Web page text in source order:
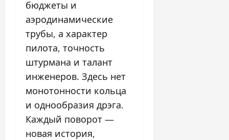
бюджеты и
аэродинамические
трубы, а характер
пилота, точность
штурмана и талант
инженеров. Здесь нет
монотонности кольца
и однообразия дрэга.
Каждый поворот —
новая история,